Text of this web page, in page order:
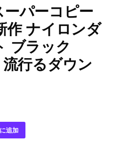
パーコピー
作 ナイロンダ
ブラック
行るダウン
追加